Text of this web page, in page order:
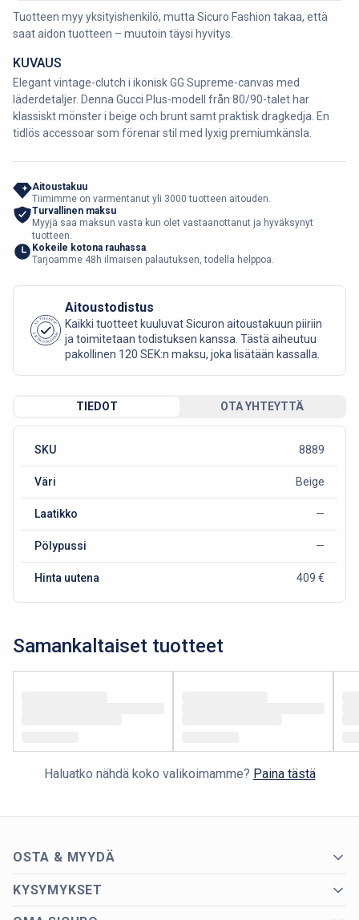
Tuotteen myy yksityishenkilö, mutta Sicuro Fashion takaa, että
saat aidon tuotteen – muutoin täysi hyvitys.
KUVAUS
Elegant vintage-clutch i ikonisk GG Supreme-canvas med
läderdetaljer. Denna Gucci Plus-modell från 80/90-talet har
klassiskt mönster i beige och brunt samt praktisk dragkedja. En
tidlös accessoar som förenar stil med lyxig premiumkänsla.
Aitoustakuu
Tiimimme on varmentanut yli 3000 tuotteen aitouden.
Turvallinen maksu
Myyjä saa maksun vasta kun olet vastaanottanut ja hyväksynyt
tuotteen.
Kokeile kotona rauhassa
Tarjoamme 48h ilmaisen palautuksen, todella helppoa.
AUTHENTIC
SICURO FASHION
Aitoustodistus
Kaikki tuotteet kuuluvat Sicuron aitoustakuun piiriin
ja toimitetaan todistuksen kanssa. Tästä aiheutuu
pakollinen 120 SEK:n maksu, joka lisätään kassalla.
TIEDOT OTA YHTEYTTÄ
SKU 8889
Väri Beige
Laatikko —
Pölypussi —
Hinta uutena 409 €
Samankaltaiset tuotteet
Haluatko nähdä koko valikoimamme? Paina tästä
OSTA & MYYDÄ
KYSYMYKSET